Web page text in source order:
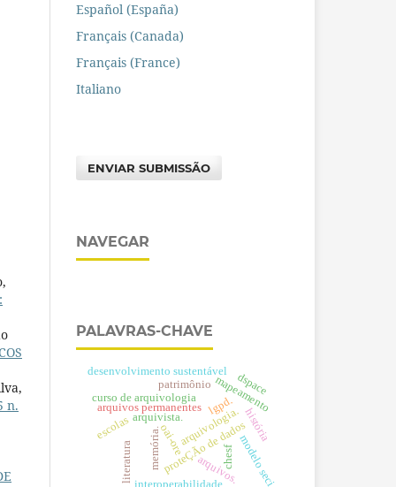
n.
Español (España)
Français (Canada)
Français (France)
Italiano
ENVIAR SUBMISSÃO
NAVEGAR
PALAVRAS-CHAVE
curso de arquivologia
arquivos permanentes
proteÇÃo de dados
lgpd.
mapeamento
literatura
arquivista.arquivologia.
memória.
desenvolvimento sustentável
escolas
modelo seci
arquivos.
chesf
história
patrimônio
interoperabilidade
dspace
oai-ore